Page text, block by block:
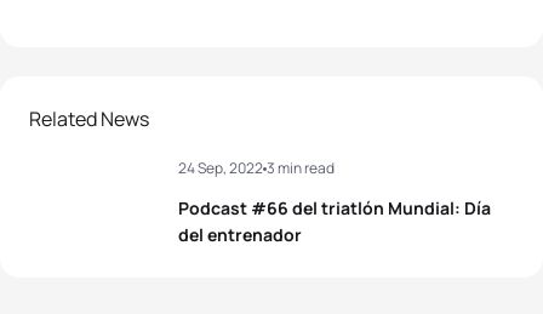
Related News
Podcast #66 del triatlón Mundial: Día
del entrenador
24 Sep, 20223 min read